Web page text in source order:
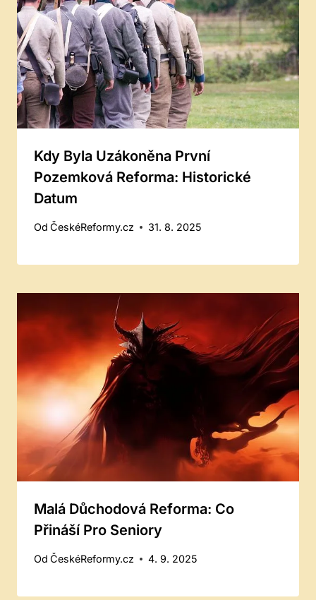
Kdy Byla Uzákoněna První
Pozemková Reforma: Historické
Datum
Od ČeskéReformy.cz 31. 8. 2025
Malá Důchodová Reforma: Co
Přináší Pro Seniory
Od ČeskéReformy.cz 4. 9. 2025